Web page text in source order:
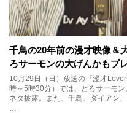
千鳥の20年前の漫才映像＆
ろサーモンの大げんかもプ
10月29日（日）放送の『漫才
時～5時30分）では、とろサーモ
ネタ披露。また、千鳥、ダイアン
…